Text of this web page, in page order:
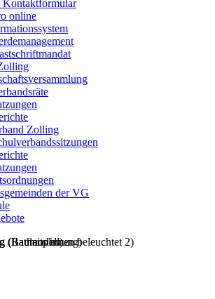
Kontaktformular
online
Zolling
der VG